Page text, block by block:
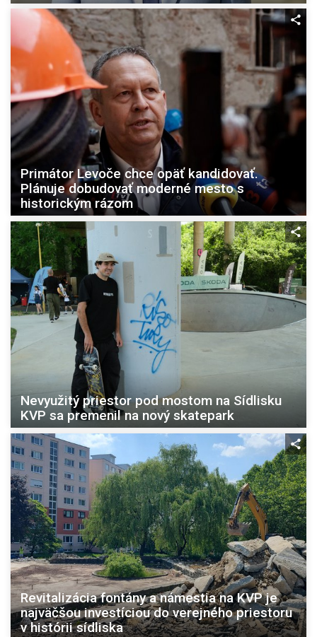
Primátor Levoče chce opäť kandidovať.
Plánuje dobudovať moderné mesto s
historickým rázom
Nevyužitý priestor pod mostom na Sídlisku
KVP sa premenil na nový skatepark
Revitalizácia fontány a námestia na KVP je
najväčšou investíciou do verejného priestoru
v histórii sídliska